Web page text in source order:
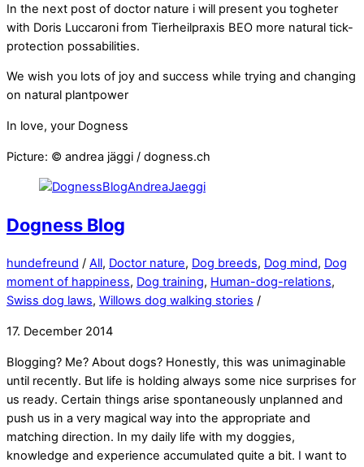
In the next post of doctor nature i will present you togheter
with Doris Luccaroni from Tierheilpraxis BEO more natural tick-
protection possabilities.
We wish you lots of joy and success while trying and changing
on natural plantpower
In love, your Dogness
Picture: © andrea jäggi / dogness.ch
Dogness Blog
hundefreund / All, Doctor nature, Dog breeds, Dog mind, Dog
moment of happiness, Dog training, Human-dog-relations,
Swiss dog laws, Willows dog walking stories /
17. December 2014
Blogging? Me? About dogs? Honestly, this was unimaginable
until recently. But life is holding always some nice surprises for
us ready. Certain things arise spontaneously unplanned and
push us in a very magical way into the appropriate and
matching direction. In my daily life with my doggies,
knowledge and experience accumulated quite a bit. I want to